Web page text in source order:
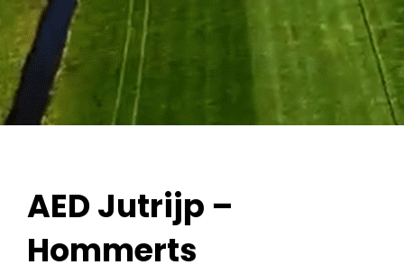
AED Jutrijp –
Hommerts